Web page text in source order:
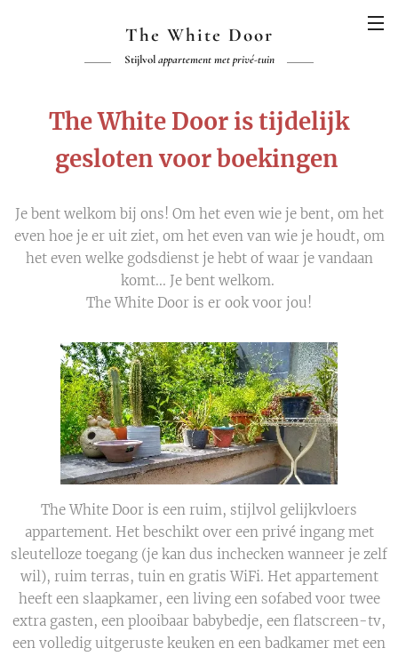
The White Door
Stijlvolappartement met privé-tuin
The White Door is tijdelijk
gesloten voor boekingen
Je bent welkom bij ons! Om het even wie je bent, om het
even hoe je er uit ziet, om het even van wie je houdt, om
het even welke godsdienst je hebt of waar je vandaan
komt... Je bent welkom.
The White Door is er ook voor jou!
The White Door is een ruim, stijlvol gelijkvloers
appartement. Het beschikt over een privé ingang met
sleutelloze toegang (je kan dus inchecken wanneer je zelf
wil), ruim terras, tuin en gratis WiFi. Het appartement
heeft een slaapkamer, een living een sofabed voor twee
extra gasten, een plooibaar babybedje, een flatscreen-tv,
een volledig uitgeruste keuken en een badkamer met een